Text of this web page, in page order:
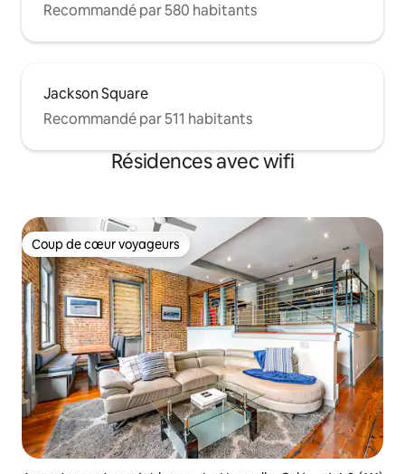
Recommandé par 580 habitants
Jackson Square
Recommandé par 511 habitants
Résidences avec wifi
Coup de cœur voyageurs
Coup de cœur voyageurs